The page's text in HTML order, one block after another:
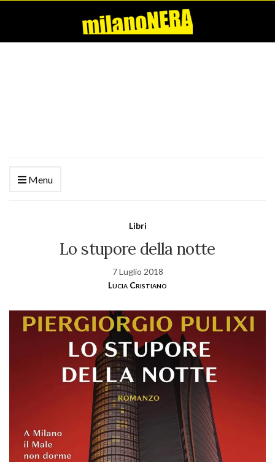
Menu
Libri
Lo stupore della notte
7 Luglio 2018
Lucia Cristiano